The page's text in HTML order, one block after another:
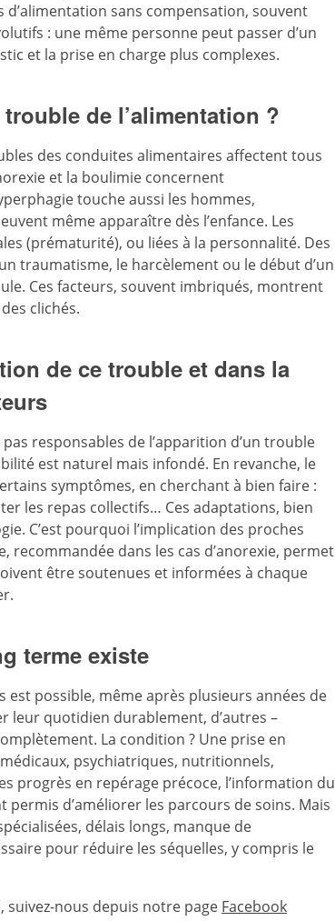
sans compensation, souvent
: une même personne peut passer d’un
et la prise en charge plus complexes.
de l’alimentation ?
des conduites alimentaires affectent tous
et la boulimie concernent
touche aussi les hommes,
même apparaître dès l’enfance. Les
(prématurité), ou liées à la personnalité. Des
traumatisme, le harcèlement ou le début d’un
Ces facteurs, souvent imbriqués, montrent
clichés.
de ce trouble et dans la
responsables de l’apparition d’un trouble
est naturel mais infondé. En revanche, le
symptômes, en cherchant à bien faire :
les repas collectifs… Ces adaptations, bien
C’est pourquoi l’implication des proches
recommandée dans les cas d’anorexie, permet
être soutenues et informées à chaque
terme existe
possible, même après plusieurs années de
leur quotidien durablement, d’autres –
La condition ? Une prise en
psychiatriques, nutritionnels,
progrès en repérage précoce, l’information du
d’améliorer les parcours de soins. Mais
délais longs, manque de
pour réduire les séquelles, y compris le
suivez-nous depuis notre page Facebook